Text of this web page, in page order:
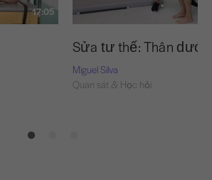
17:05
Sửa tư thế: Thân dưới
Miguel Silva
Quan sát & Học hỏi